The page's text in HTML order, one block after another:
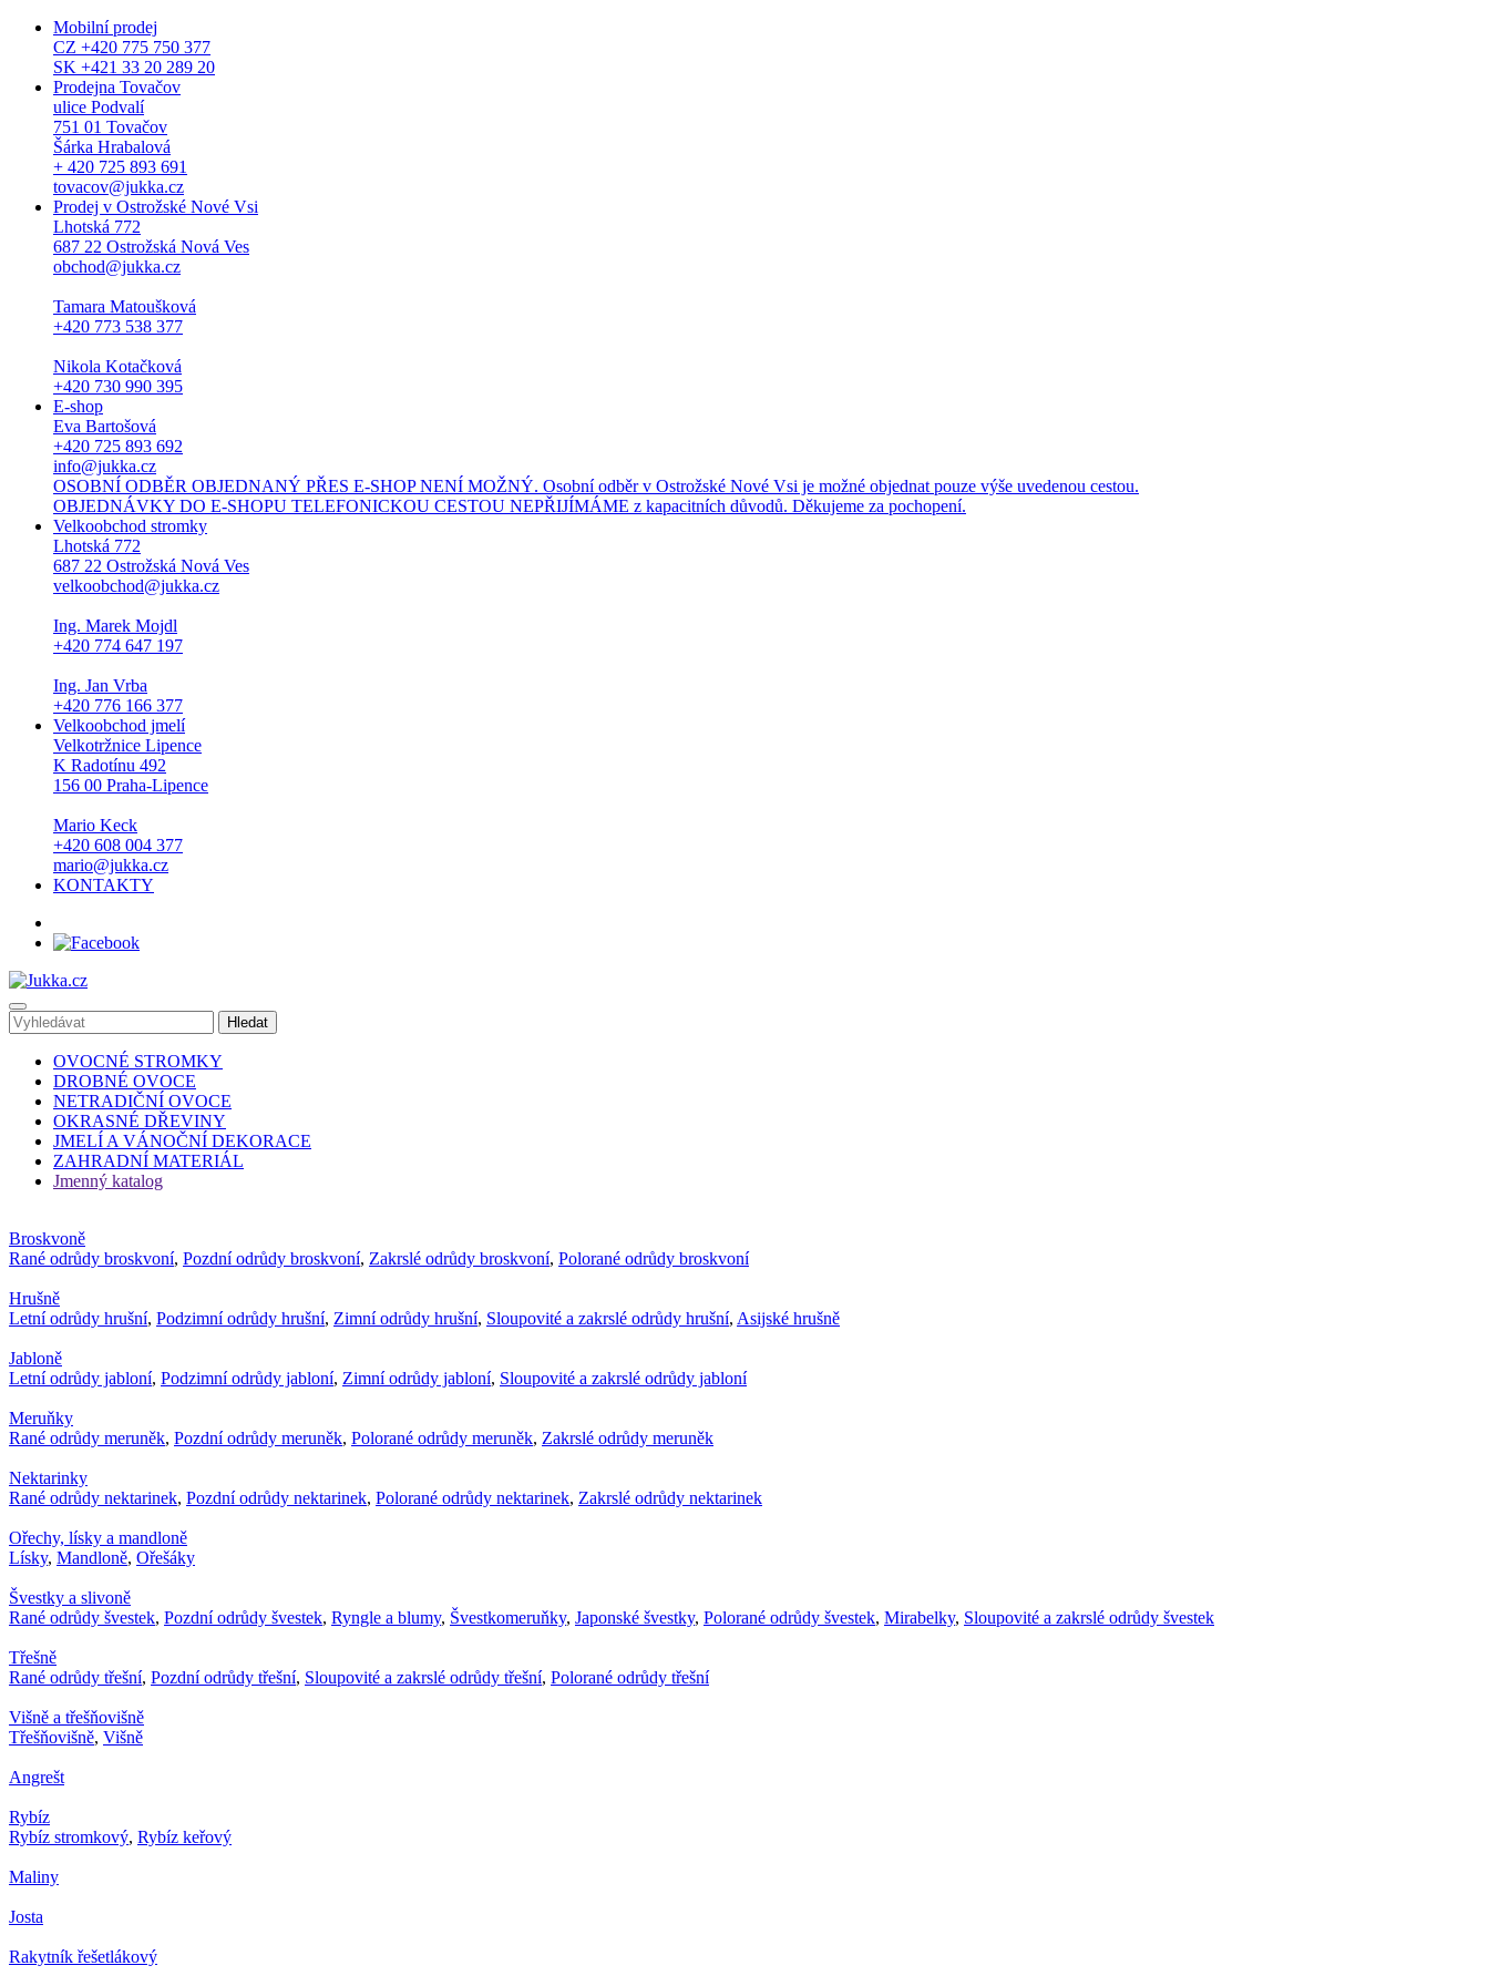
Mobilní prodej
CZ +420 775 750 377
SK +421 33 20 289 20
Prodejna Tovačov
ulice Podvalí
751 01 Tovačov
Šárka Hrabalová
+ 420 725 893 691
tovacov@jukka.cz
Prodej v Ostrožské Nové Vsi
Lhotská 772
687 22 Ostrožská Nová Ves
obchod@jukka.cz
Tamara Matoušková
+420 773 538 377
Nikola Kotačková
+420 730 990 395
E-shop
Eva Bartošová
+420 725 893 692
info@jukka.cz
OSOBNÍ ODBĚR OBJEDNANÝ PŘES E-SHOP NENÍ MOŽNÝ. Osobní odběr v Ostrožské Nové Vsi je možné objednat pouze výše uvedenou cestou.
OBJEDNÁVKY DO E-SHOPU TELEFONICKOU CESTOU NEPŘIJÍMÁME z kapacitních důvodů. Děkujeme za pochopení.
Velkoobchod stromky
Lhotská 772
687 22 Ostrožská Nová Ves
velkoobchod@jukka.cz
Ing. Marek Mojdl
+420 774 647 197
Ing. Jan Vrba
+420 776 166 377
Velkoobchod jmelí
Velkotržnice Lipence
K Radotínu 492
156 00 Praha-Lipence
Mario Keck
+420 608 004 377
mario@jukka.cz
KONTAKTY
OVOCNÉ STROMKY
DROBNÉ OVOCE
NETRADIČNÍ OVOCE
OKRASNÉ DŘEVINY
JMELÍ A VÁNOČNÍ DEKORACE
ZAHRADNÍ MATERIÁL
Jmenný katalog
Broskvoně
Rané odrůdy broskvoní, Pozdní odrůdy broskvoní, Zakrslé odrůdy broskvoní, Polorané odrůdy broskvoní
Hrušně
Letní odrůdy hrušní, Podzimní odrůdy hrušní, Zimní odrůdy hrušní, Sloupovité a zakrslé odrůdy hrušní, Asijské hrušně
Jabloně
Letní odrůdy jabloní, Podzimní odrůdy jabloní, Zimní odrůdy jabloní, Sloupovité a zakrslé odrůdy jabloní
Meruňky
Rané odrůdy meruněk, Pozdní odrůdy meruněk, Polorané odrůdy meruněk, Zakrslé odrůdy meruněk
Nektarinky
Rané odrůdy nektarinek, Pozdní odrůdy nektarinek, Polorané odrůdy nektarinek, Zakrslé odrůdy nektarinek
Ořechy, lísky a mandloně
Lísky, Mandloně, Ořešáky
Švestky a slivoně
Rané odrůdy švestek, Pozdní odrůdy švestek, Ryngle a blumy, Švestkomeruňky, Japonské švestky, Polorané odrůdy švestek, Mirabelky, Sloupovité a zakrslé odrůdy švestek
Třešně
Rané odrůdy třešní, Pozdní odrůdy třešní, Sloupovité a zakrslé odrůdy třešní, Polorané odrůdy třešní
Višně a třešňovišně
Třešňovišně, Višně
Angrešt
Rybíz
Rybíz stromkový, Rybíz keřový
Maliny
Josta
Rakytník řešetlákový